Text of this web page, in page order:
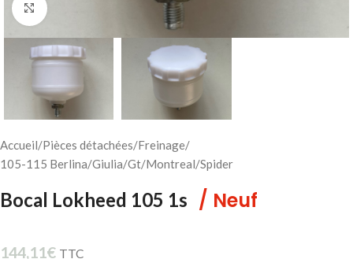
Cliquez pour agrandir
Accueil/Pièces détachées/Freinage/
105-115 Berlina/Giulia/Gt/Montreal/Spider
Bocal Lokheed 105 1s / Neuf
144,11€ TTC